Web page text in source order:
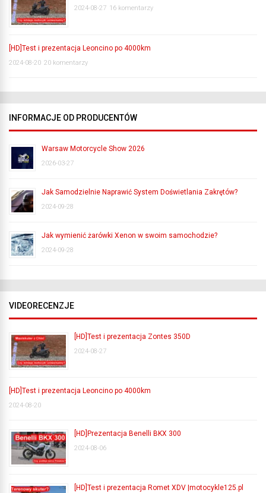
2024-08-27 16 komentarzy
[HD]Test i prezentacja Leoncino po 4000km
2024-08-20 20 komentarzy
INFORMACJE OD PRODUCENTÓW
Warsaw Motorcycle Show 2026
2026-03-27
Jak Samodzielnie Naprawić System Doświetlania Zakrętów?
2024-09-28
Jak wymienić żarówki Xenon w swoim samochodzie?
2024-09-28
VIDEORECENZJE
[HD]Test i prezentacja Zontes 350D
2024-08-27
[HD]Test i prezentacja Leoncino po 4000km
2024-08-20
[HD]Prezentacja Benelli BKX 300
2024-08-06
[HD]Test i prezentacja Romet XDV |motocykle125.pl